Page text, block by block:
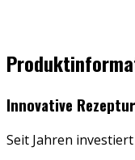
Innovative Rezeptur
Seit Jahren